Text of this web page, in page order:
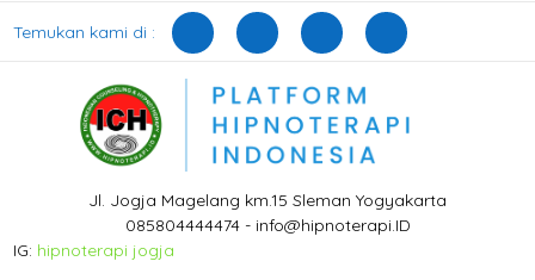
Temukan kami di :
Jl. Jogja Magelang km.15 Sleman Yogyakarta
085804444474 - info@hipnoterapi.ID
IG: hipnoterapi jogja